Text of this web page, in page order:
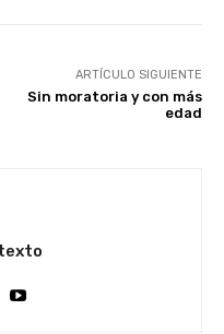
ARTÍCULO SIGUIENTE
Sin moratoria y con más
edad